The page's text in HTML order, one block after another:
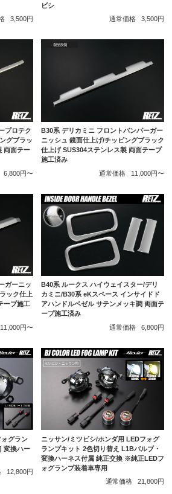
3,500円
ビシ
通常価格
3,500円
プロテク
グブラッ
両面テー
6,800円〜
B30系 デリカミニ フロントバンパーガー
ニッシュ 鏡面仕上げ/チッピングブラック
仕上げ SUS304ステンレス製 両面テープ
施工済み
通常価格
11,000円〜
ガーニッ
ック仕上
ープ施工
11,000円〜
B40系 ルークス ハイウェイスター/デリ
カミニ/B30系 eKスペース インサイドド
アハンドルベゼル サテンメッキ調 両面テ
ープ施工済み
通常価格
6,800円
グラン
変換ハー
12,800円
ニッサン/ミツビシ/ホンダ用 LEDフォグ
ランプキット 2色切り替え L1Bバルブ・
変換ハーネス付属 純正交換 ※純正LEDフ
ォグランプ装着車専用
通常価格
21,800円